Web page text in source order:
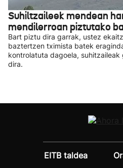
Suhiltzaileek mendean
mendilerroan piztutako
Bart piztu dira garrak, ustez
baztertzen tximista batek
kontrolatuta dagoela,
dira.
EITB taldea